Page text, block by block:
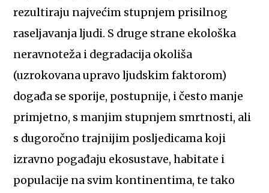
rezultiraju najvećim stupnjem prisilnog
raseljavanja ljudi. S druge strane ekološka
neravnoteža i degradacija okoliša
(uzrokovana upravo ljudskim faktorom)
događa se sporije, postupnije, i često manje
primjetno, s manjim stupnjem smrtnosti, ali
s dugoročno trajnijim posljedicama koji
izravno pogađaju ekosustave, habitate i
populacije na svim kontinentima, te tako